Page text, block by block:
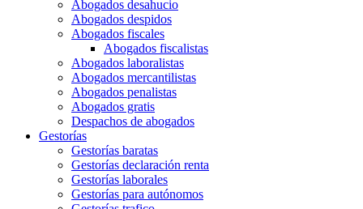
Abogados desahucio
Abogados despidos
Abogados fiscales
Abogados fiscalistas
Abogados laboralistas
Abogados mercantilistas
Abogados penalistas
Abogados gratis
Despachos de abogados
Gestorías
Gestorías baratas
Gestorías declaración renta
Gestorías laborales
Gestorías para autónomos